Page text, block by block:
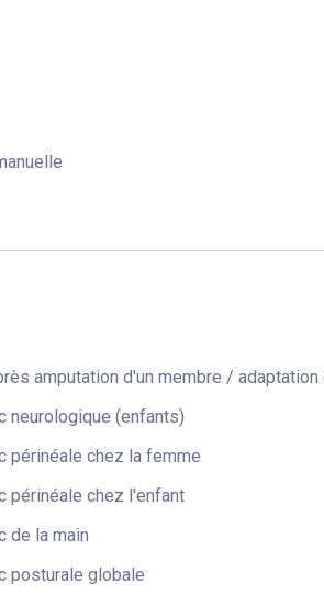
amputation d'un membre /
neurologique (enfants)
périnéale chez la femme
périnéale chez l'enfant
de la main
posturale globale